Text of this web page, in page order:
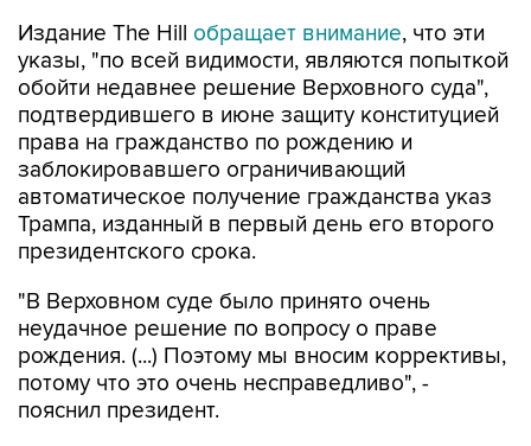
Издание The Hill обращает внимание, что эти
указы, "по всей видимости, являются попыткой
обойти недавнее решение Верховного суда",
подтвердившего в июне защиту конституцией
права на гражданство по рождению и
заблокировавшего ограничивающий
автоматическое получение гражданства указ
Трампа, изданный в первый день его второго
президентского срока.
"В Верховном суде было принято очень
неудачное решение по вопросу о праве
рождения. (...) Поэтому мы вносим коррективы,
потому что это очень несправедливо", -
пояснил президент.